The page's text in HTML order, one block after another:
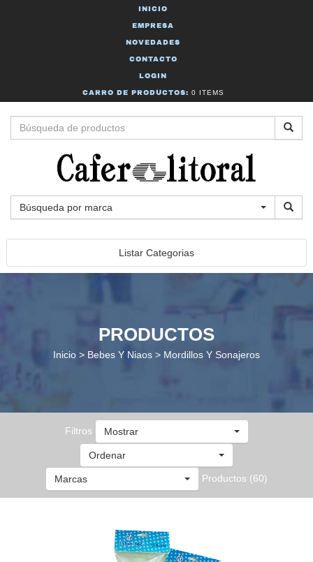
INICIO
EMPRESA
NOVEDADES
CONTACTO
LOGIN
CARRO DE PRODUCTOS: 0 ITEMS
Búsqueda por marca
Listar Categorias
PRODUCTOS
Inicio > Bebes Y Niaos > Mordillos Y Sonajeros
Filtros Mostrar
Ordenar
Marcas Productos (60)